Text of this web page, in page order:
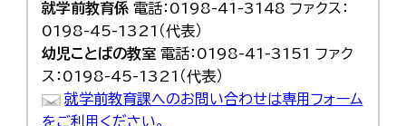
就学前教育係 電話：0198-41-3148 ファクス：
0198-45-1321（代表）
幼児ことばの教室 電話：0198-41-3151 ファク
ス：0198-45-1321（代表）
就学前教育課へのお問い合わせは専用フォーム
をご利用ください。